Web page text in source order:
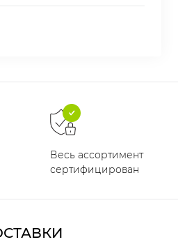
Весь ассортимент
сертифицирован